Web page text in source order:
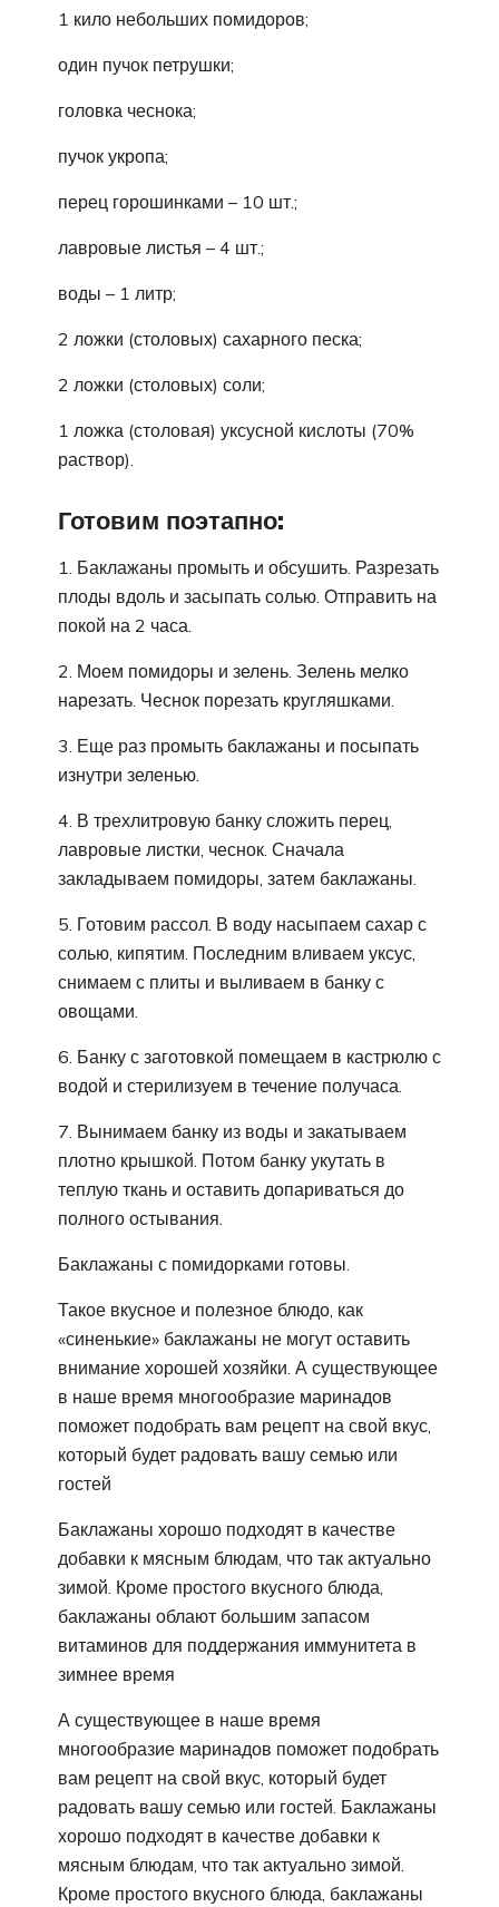
1 кило небольших помидоров;
один пучок петрушки;
головка чеснока;
пучок укропа;
перец горошинками – 10 шт.;
лавровые листья – 4 шт.;
воды – 1 литр;
2 ложки (столовых) сахарного песка;
2 ложки (столовых) соли;
1 ложка (столовая) уксусной кислоты (70%
раствор).
Готовим поэтапно:
1. Баклажаны промыть и обсушить. Разрезать
плоды вдоль и засыпать солью. Отправить на
покой на 2 часа.
2. Моем помидоры и зелень. Зелень мелко
нарезать. Чеснок порезать кругляшками.
3. Еще раз промыть баклажаны и посыпать
изнутри зеленью.
4. В трехлитровую банку сложить перец,
лавровые листки, чеснок. Сначала
закладываем помидоры, затем баклажаны.
5. Готовим рассол. В воду насыпаем сахар с
солью, кипятим. Последним вливаем уксус,
снимаем с плиты и выливаем в банку с
овощами.
6. Банку с заготовкой помещаем в кастрюлю с
водой и стерилизуем в течение получаса.
7. Вынимаем банку из воды и закатываем
плотно крышкой. Потом банку укутать в
теплую ткань и оставить допариваться до
полного остывания.
Баклажаны с помидорками готовы.
Такое вкусное и полезное блюдо, как
«синенькие» баклажаны не могут оставить
внимание хорошей хозяйки. А существующее
в наше время многообразие маринадов
поможет подобрать вам рецепт на свой вкус,
который будет радовать вашу семью или
гостей
Баклажаны хорошо подходят в качестве
добавки к мясным блюдам, что так актуально
зимой. Кроме простого вкусного блюда,
баклажаны облают большим запасом
витаминов для поддержания иммунитета в
зимнее время
А существующее в наше время
многообразие маринадов поможет подобрать
вам рецепт на свой вкус, который будет
радовать вашу семью или гостей. Баклажаны
хорошо подходят в качестве добавки к
мясным блюдам, что так актуально зимой.
Кроме простого вкусного блюда, баклажаны